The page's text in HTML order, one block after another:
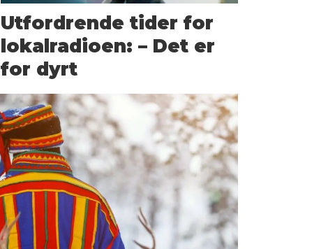
Utfordrende tider for
lokalradioen: – Det er
for dyrt